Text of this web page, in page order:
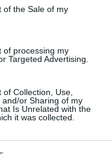
of the Sale of my
of processing my
Targeted Advertising.
Collection, Use,
and/or Sharing of my
Is Unrelated with the
it was collected.
Μηχανογραφικό
ο